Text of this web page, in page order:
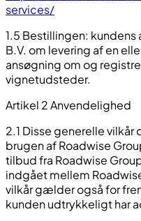
services/
1.5 Bestillingen:
B.V. om levering af en
ansøgning om og
vignetudsteder.
Artikel 2 Anvendelighed
2.1 Disse generelle
brugen af Roadwise
tilbud fra Roadwise
indgået mellem
vilkår gælder også for
kunden udtrykkeligt har